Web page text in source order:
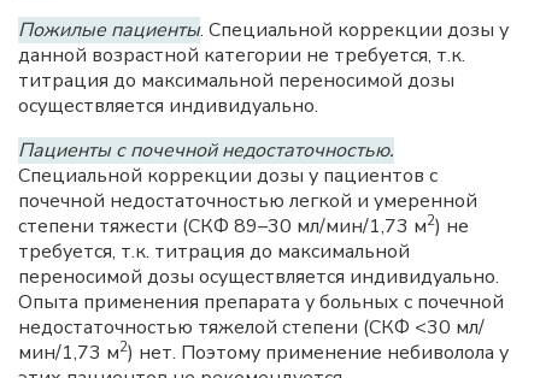
Пожилые пациенты. Специальной коррекции дозы у
данной возрастной категории не требуется, т.к.
титрация до максимальной переносимой дозы
осуществляется индивидуально.
Пациенты с почечной недостаточностью.
Специальной коррекции дозы у пациентов с
почечной недостаточностью легкой и умеренной
степени тяжести (СКФ 89–30 мл/мин/1,73 м2) не
требуется, т.к. титрация до максимальной
переносимой дозы осуществляется индивидуально.
Опыта применения препарата у больных с почечной
недостаточностью тяжелой степени (СКФ <30 мл/
мин/1,73 м2) нет. Поэтому применение небиволола у